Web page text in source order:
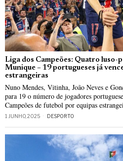
Liga dos Campeões: Quatro luso-
Munique – 19 portugueses já
estrangeiras
Nuno Mendes, Vitinha, João Neves e
para 19 o número de jogadores
Campeões de futebol por equipas
1 JUNHO, 2025 DESPORTO